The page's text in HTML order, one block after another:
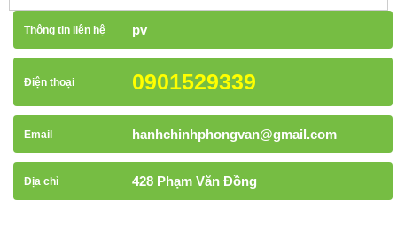
Thông tin liên hệ pv
Điện thoại 0901529339
Email hanhchinhphongvan@gmail.com
Địa chỉ 428 Phạm Văn Đồng